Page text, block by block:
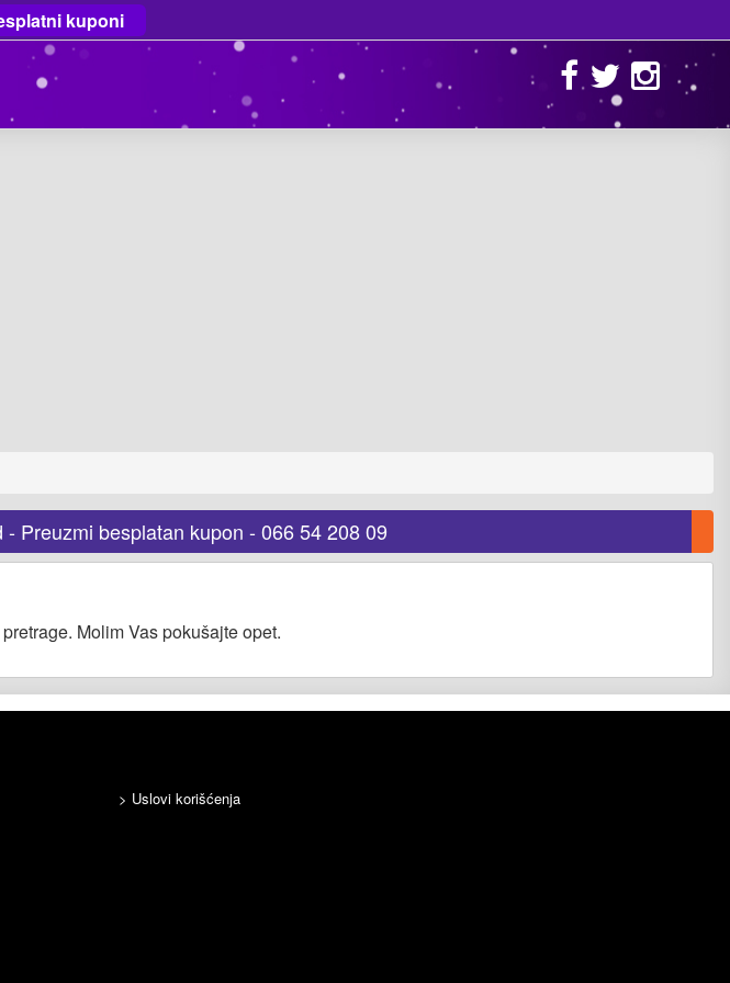
kuponi
Preuzmi besplatan kupon - 066 54 208 09
Molim Vas pokušajte opet.
> Uslovi korišćenja